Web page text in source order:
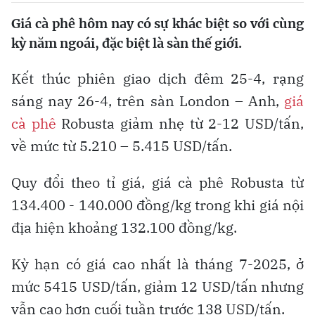
Giá cà phê hôm nay có sự khác biệt so với cùng
kỳ năm ngoái, đặc biệt là sàn thế giới.
Kết thúc phiên giao dịch đêm 25-4, rạng
sáng nay 26-4, trên sàn London – Anh, giá
cà phê Robusta giảm nhẹ từ 2-12 USD/tấn,
về mức từ 5.210 – 5.415 USD/tấn.
Quy đổi theo tỉ giá, giá cà phê Robusta từ
134.400 - 140.000 đồng/kg trong khi giá nội
địa hiện khoảng 132.100 đồng/kg.
Kỳ hạn có giá cao nhất là tháng 7-2025, ở
mức 5415 USD/tấn, giảm 12 USD/tấn nhưng
vẫn cao hơn cuối tuần trước 138 USD/tấn.